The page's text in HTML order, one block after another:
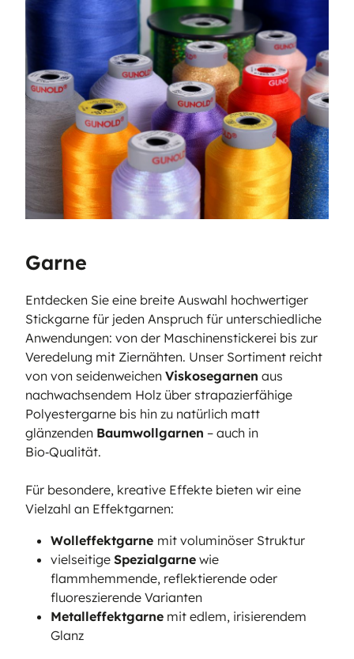
Garne
Entdecken Sie eine breite Auswahl hochwertiger
Stickgarne für jeden Anspruch für unterschiedliche
Anwendungen: von der Maschinenstickerei bis zur
Veredelung mit Ziernähten. Unser Sortiment reicht
von von seidenweichen Viskosegarnen aus
nachwachsendem Holz über strapazierfähige
Polyestergarne bis hin zu natürlich matt
glänzenden Baumwollgarnen – auch in
Bio‑Qualität.
Für besondere, kreative Effekte bieten wir eine
Vielzahl an Effektgarnen:
Wolleffektgarne mit voluminöser Struktur
vielseitige Spezialgarne wie
flammhemmende, reflektierende oder
fluoreszierende Varianten
Metalleffektgarne mit edlem, irisierendem
Glanz